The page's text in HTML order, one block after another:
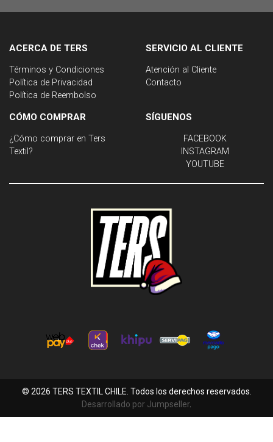
ACERCA DE TERS
Términos y Condiciones
Política de Privacidad
Política de Reembolso
SERVICIO AL CLIENTE
Atención al Cliente
Contacto
CÓMO COMPRAR
¿Cómo comprar en Ters
Textil?
SÍGUENOS
FACEBOOK
INSTAGRAM
YOUTUBE
© 2026 TERS TEXTIL CHILE. Todos los derechos reservados.
Desarrollado por Jumpseller.